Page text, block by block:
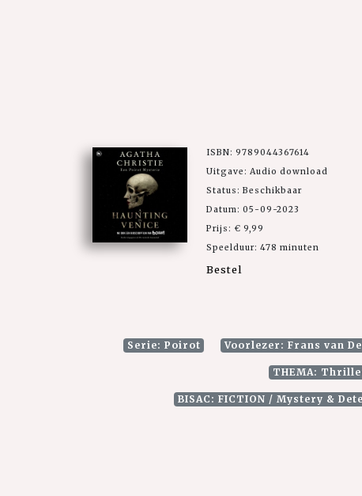
ISBN: 9789044367614
Uitgave: Audio download
Status: Beschikbaar
Datum: 05-09-2023
Prijs: € 9,99
Speelduur: 478 minuten
Bestel
Serie: Poirot Voorlezer: Frans van
THEMA:
BISAC: FICTION / Mystery &